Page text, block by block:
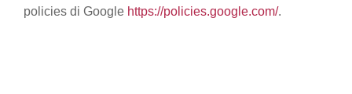
policies di Google https://policies.google.com/.